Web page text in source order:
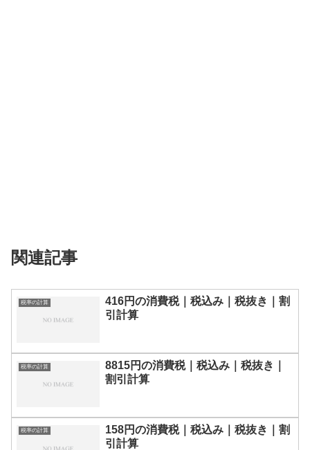
関連記事
税率の計算
416円の消費税｜税込み｜税抜き｜割
引計算
税率の計算
8815円の消費税｜税込み｜税抜き｜
割引計算
税率の計算
158円の消費税｜税込み｜税抜き｜割
引計算